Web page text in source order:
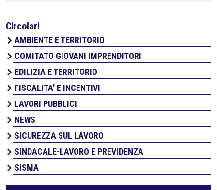
Circolari
AMBIENTE E TERRITORIO
COMITATO GIOVANI IMPRENDITORI
EDILIZIA E TERRITORIO
FISCALITA' E INCENTIVI
LAVORI PUBBLICI
NEWS
SICUREZZA SUL LAVORO
SINDACALE-LAVORO E PREVIDENZA
SISMA